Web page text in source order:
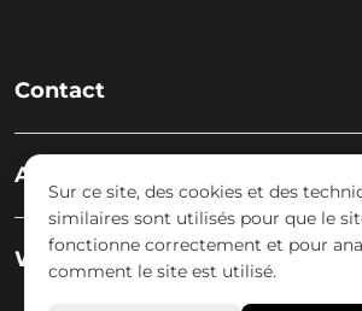
Contact
Academy
Wisseloord
Sur ce site, des cookies et des
similaires sont utilisés pour que le
fonctionne correctement et pour
comment le site est utilisé.